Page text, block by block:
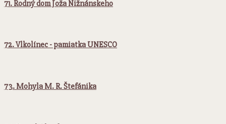
71. Rodný dom Joža Nižnánskeho
72. Vlkolínec - pamiatka UNESCO
73. Mohyla M. R. Štefánika